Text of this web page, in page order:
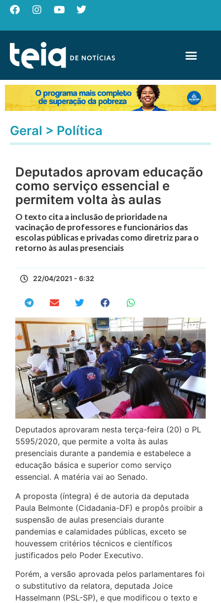
Geral > Política
Deputados aprovam educação
como serviço essencial e
permitem volta às aulas
O texto cita a inclusão de prioridade na
vacinação de professores e funcionários das
escolas públicas e privadas como diretriz para o
retorno às aulas presenciais
22/04/2021 - 6:32
Deputados aprovaram nesta terça-feira (20) o PL
5595/2020, que permite a volta às aulas
presenciais durante a pandemia e estabelece a
educação básica e superior como serviço
essencial. A matéria vai ao Senado.
A proposta (íntegra) é de autoria da deputada
Paula Belmonte (Cidadania-DF) e propôs proibir a
suspensão de aulas presenciais durante
pandemias e calamidades públicas, exceto se
houvessem critérios técnicos e científicos
justificados pelo Poder Executivo.
Porém, a versão aprovada pelos parlamentares foi
o substitutivo da relatora, deputada Joice
Hasselmann (PSL-SP), e que modificou o texto e